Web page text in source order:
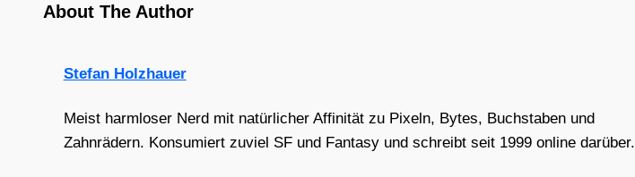
About The Author
Stefan Holzhauer
Meist harmloser Nerd mit natürlicher Affinität zu Pixeln, Bytes, Buchstaben und
Zahnrädern. Konsumiert zuviel SF und Fantasy und schreibt seit 1999 online darüber.